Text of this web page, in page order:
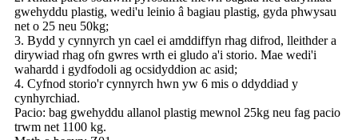
gwehyddu plastig, wedi'u leinio â bagiau plastig, gyda phwysau
net o 25 neu 50kg;
3. Bydd y cynnyrch yn cael ei amddiffyn rhag difrod, lleithder a
dirywiad rhag ofn gwres wrth ei gludo a'i storio. Mae wedi'i
wahardd i gydfodoli ag ocsidyddion ac asid;
4. Cyfnod storio'r cynnyrch hwn yw 6 mis o ddyddiad y
cynhyrchiad.
Pacio: bag gwehyddu allanol plastig mewnol 25kg neu fag pacio
trwm net 1100 kg.